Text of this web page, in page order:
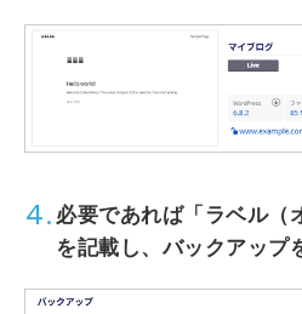
4. 必要であれば「ラベル（
を記載し、バックアップ